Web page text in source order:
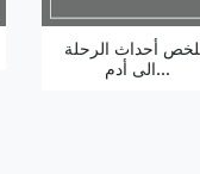
أحداث الرحلة
الى أدم...